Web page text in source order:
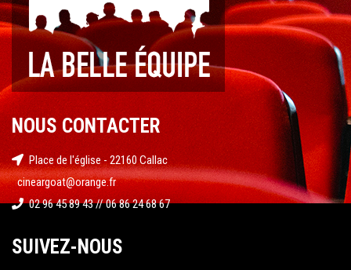
NOUS CONTACTER
Place de l'église - 22160 Callac
cineargoat@orange.fr
02 96 45 89 43 // 06 86 24 68 67
SUIVEZ-NOUS